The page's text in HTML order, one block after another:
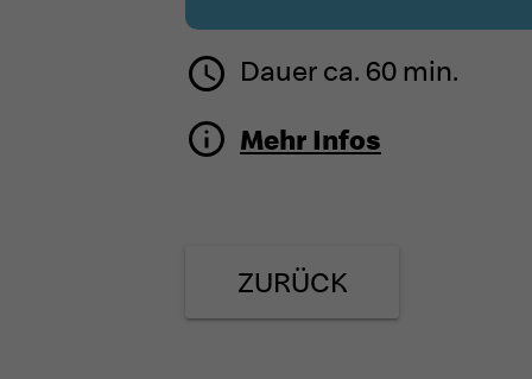
schedule Dauer ca. 60 min.
Mehr Infos
ZURÜCK